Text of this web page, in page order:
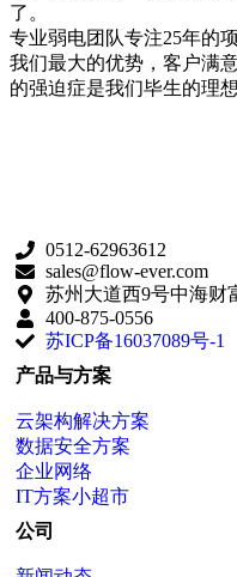
了。
专业弱电团队专注25年的
我们最大的优势，客户满
的强迫症是我们毕生的理想
0512-62963612
sales@flow-ever.com
苏州大道西9号中海财
400-875-0556
苏ICP备16037089号-1
产品与方案
云架构解决方案
数据安全方案
企业网络
IT方案小超市
公司